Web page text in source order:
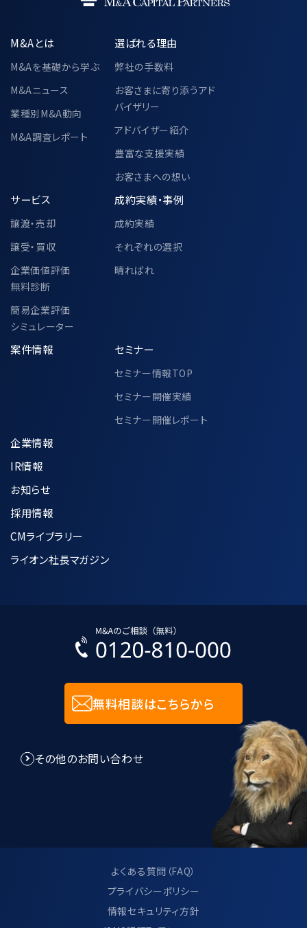
M&Aとは
M&Aを基礎から学ぶ
M&Aニュース
業種別M&A動向
M&A調査レポート
選ばれる理由
弊社の手数料
お客さまに寄り添うアド
バイザリー
アドバイザー紹介
豊富な支援実績
お客さまへの想い
サービス
譲渡・売却
譲受・買収
企業価値評価
無料診断
簡易企業評価
シミュレーター
成約実績・事例
成約実績
それぞれの選択
晴ればれ
案件情報 セミナー
セミナー情報TOP
セミナー開催実績
セミナー開催レポート
企業情報
IR情報
お知らせ
採用情報
CMライブラリー
ライオン社長マガジン
無料相談はこちらから
その他のお問い合わせ
よくある質問（FAQ）
プライバシーポリシー
情報セキュリティ方針